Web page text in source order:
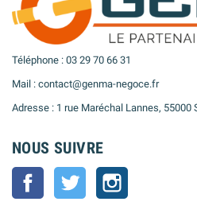
Téléphone : 03 29 70 66 31
Mail : contact@genma-negoce.fr
Adresse : 1 rue Maréchal Lannes, 55000
NOUS SUIVRE
Facebook Twitter